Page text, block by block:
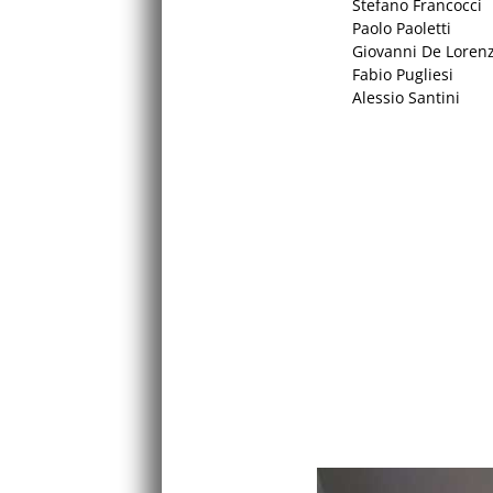
Stefano Francocci
Paolo Paoletti
Giovanni De
Fabio Pugliesi
Alessio Santini